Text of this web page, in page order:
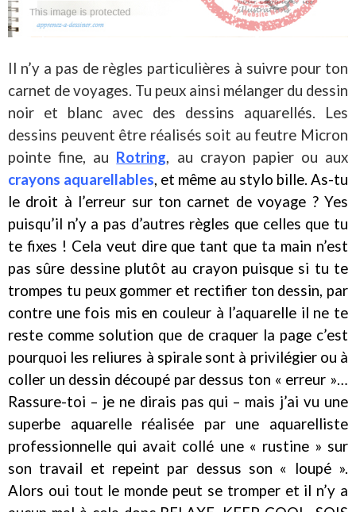
Il n’y a pas de règles particulières à suivre pour ton
carnet de voyages. Tu peux ainsi mélanger du dessin
noir et blanc avec des dessins aquarellés. Les
dessins peuvent être réalisés soit au feutre Micron
pointe fine, au Rotring, au crayon papier ou aux
crayons aquarellables, et même au stylo bille. As-tu
le droit à l’erreur sur ton carnet de voyage ? Yes
puisqu’il n’y a pas d’autres règles que celles que tu
te fixes ! Cela veut dire que tant que ta main n’est
pas sûre dessine plutôt au crayon puisque si tu te
trompes tu peux gommer et rectifier ton dessin, par
contre une fois mis en couleur à l’aquarelle il ne te
reste comme solution que de craquer la page c’est
pourquoi les reliures à spirale sont à privilégier ou à
coller un dessin découpé par dessus ton « erreur »…
Rassure-toi – je ne dirais pas qui – mais j’ai vu une
superbe aquarelle réalisée par une aquarelliste
professionnelle qui avait collé une « rustine » sur
son travail et repeint par dessus son « loupé ».
Alors oui tout le monde peut se tromper et il n’y a